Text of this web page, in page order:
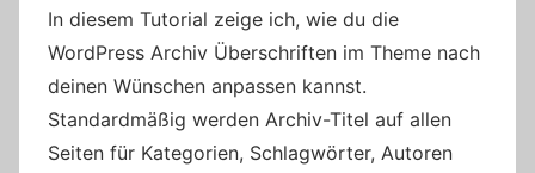
In diesem Tutorial zeige ich, wie du die
WordPress Archiv Überschriften im Theme nach
deinen Wünschen anpassen kannst.
Standardmäßig werden Archiv-Titel auf allen
Seiten für Kategorien, Schlagwörter, Autoren